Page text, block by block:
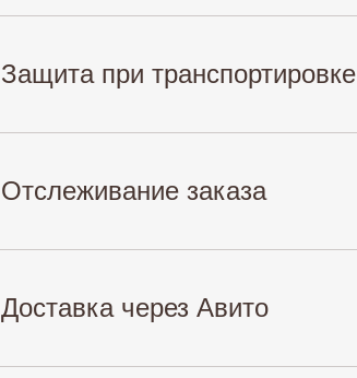
Доставка через Авито
Отслеживание заказа
Защита при транспортировке